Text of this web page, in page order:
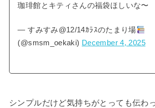
珈琲館とキティさんの福袋ほしいな〜
— すみすみ@12/14ｶﾗｽのたまり場
(@smsm_oekaki) December 4, 2025
シンプルだけど気持ちがとっても伝わ